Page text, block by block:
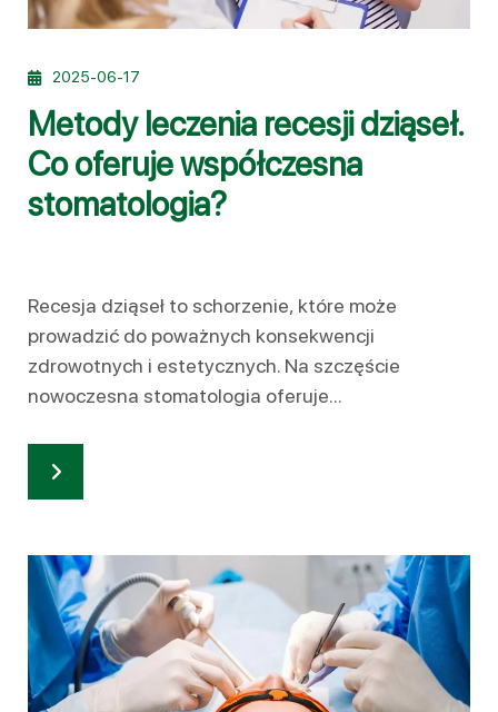
2025-06-17
Metody leczenia recesji dziąseł.
Co oferuje współczesna
stomatologia?
Recesja dziąseł to schorzenie, które może
prowadzić do poważnych konsekwencji
zdrowotnych i estetycznych. Na szczęście
nowoczesna stomatologia oferuje...